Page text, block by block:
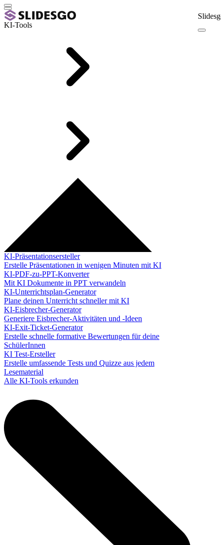
KI-Tools
KI-Präsentationsersteller
Erstelle Präsentationen in wenigen Minuten mit KI
KI-PDF-zu-PPT-Konverter
Mit KI Dokumente in PPT verwandeln
KI-Unterrichtsplan-Generator
Plane deinen Unterricht schneller mit KI
KI-Eisbrecher-Generator
Generiere Eisbrecher-Aktivitäten und -Ideen
KI-Exit-Ticket-Generator
Erstelle schnelle formative Bewertungen für deine
SchülerInnen
KI Test-Ersteller
Erstelle umfassende Tests und Quizze aus jedem
Lesematerial
Alle KI-Tools erkunden